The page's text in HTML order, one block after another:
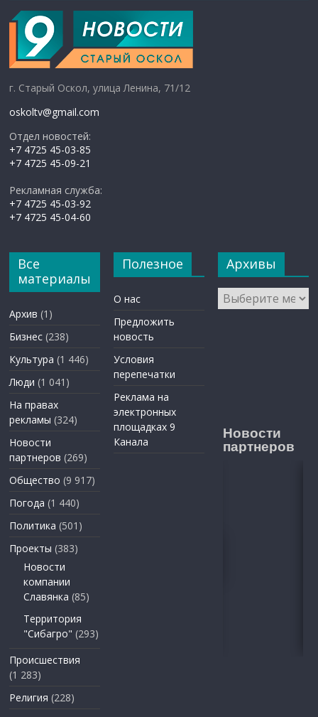
г. Старый Оскол, улица Ленина, 71/12
oskoltv@gmail.com
Отдел новостей:
+7 4725 45-03-85
+7 4725 45-09-21
Рекламная служба:
+7 4725 45-03-92
+7 4725 45-04-60
Все
материалы
Архив (1)
Бизнес (238)
Культура (1 446)
Люди (1 041)
На правах
рекламы (324)
Новости
партнеров (269)
Общество (9 917)
Погода (1 440)
Политика (501)
Проекты (383)
Новости
компании
Славянка (85)
Территория
"Сибагро" (293)
Происшествия
(1 283)
Религия (228)
Полезное
О нас
Предложить
новость
Условия
перепечатки
Реклама на
электронных
площадках 9
Канала
Архивы
Архивы
Новости
партнеров